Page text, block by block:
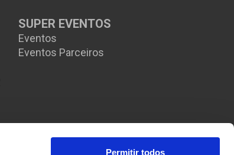
Permitir todos
SUPER EVENTOS
Eventos
Eventos Parceiros